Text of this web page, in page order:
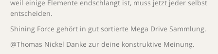
weil einige Elemente endschlangt ist, muss jetzt jeder selbst
entscheiden.
Shining Force gehört in gut sortierte Mega Drive Sammlung.
@Thomas Nickel Danke zur deine konstruktive Meinung.